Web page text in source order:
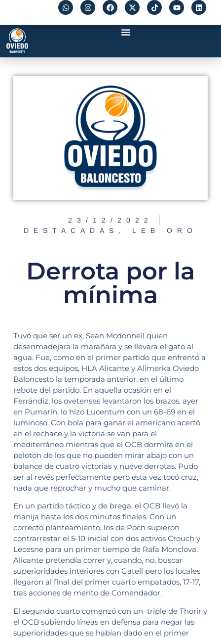
23/12/2022
DESTACADAS , LEB ORO
Derrota por la
mínima
Tuvo que ser un ex, Sean Mcdonnell quien
desenmadejara la marañara y se llevara el gato al
agua. Fue, como en el primer partido que enfrentó a
estos dos equipos, HLA Alicante y Alimerka Oviedo
Baloncesto la temporada anterior, en el último
rebote del partido. En aquella ocasión en el
Ferrándiz, los ovetenses levantaron los brazos, ayer
en Pumarín, lo hizo Lucentum con un 68-69 en el
luminoso. Con bola para ganar el americano acertó
en el rechace y la victoria se van para el
mediterráneo mientras que el OCB dormirá en el
pelotón de los que no pueden mirar abajo con un
balance de cuatro victorias y nueve derrotas. Pudo
ser al revés perfectamente pero esta vez tocó cruz,
nada que reprochar y mucho que caminar.
En un partido táctico y de brega, el OCB llevó la
manija hasta los dos minutos finales. Con un
correcto planteamiento, los de Poch supieron
contrarrestar el 5-10 inicial con dos activos Crouch y
Lecesne para un primer tiempo de Rafa Monclova.
Alicante pretendía correr y, cuando, no, buscar
superioridades interiores con Gatell pero los locales
llegaron al final del primer cuarto empatados, 17-17,
tras acciones de merito de Comendador.
El segundo cuarto comenzó con un triple de Thorir y
el OCB subiendo líneas en defensa para negar las
superioridades que se habían dado en el primer